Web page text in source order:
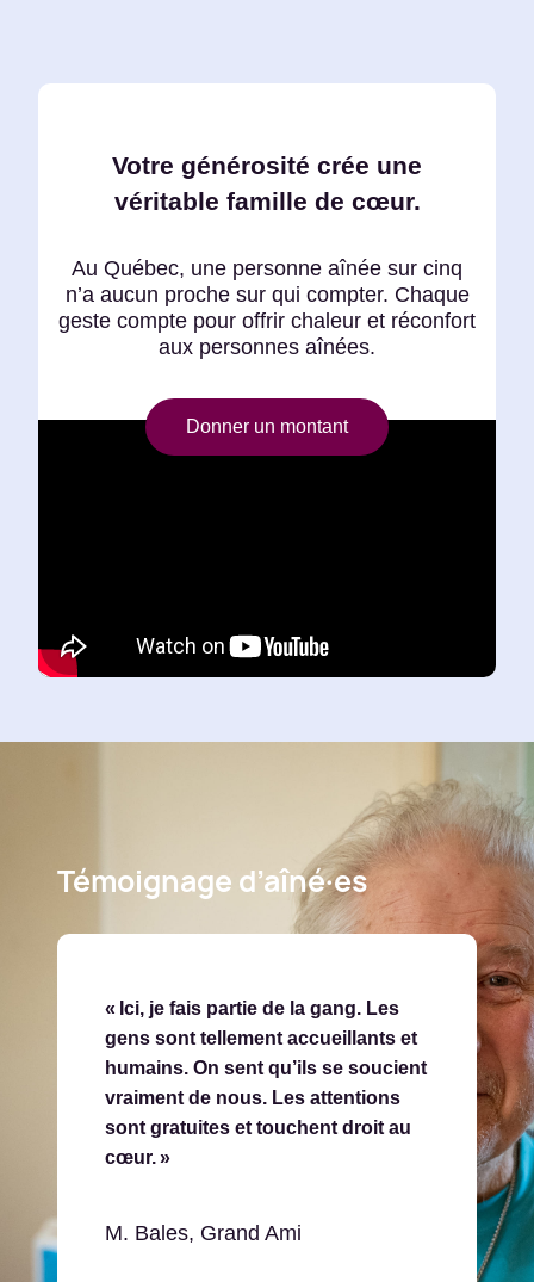
Votre générosité crée une
véritable famille de cœur.
Au Québec, une personne aînée sur cinq
n’a aucun proche sur qui compter. Chaque
geste compte pour offrir chaleur et réconfort
aux personnes aînées.
Donner un montant
Témoignage d’aîné·es
« Ici, je fais partie de la gang. Les
gens sont tellement accueillants et
humains. On sent qu’ils se soucient
vraiment de nous. Les attentions
sont gratuites et touchent droit au
cœur. »
M. Bales, Grand Ami
« Mon
décédés,
s’ils les
me
Mme